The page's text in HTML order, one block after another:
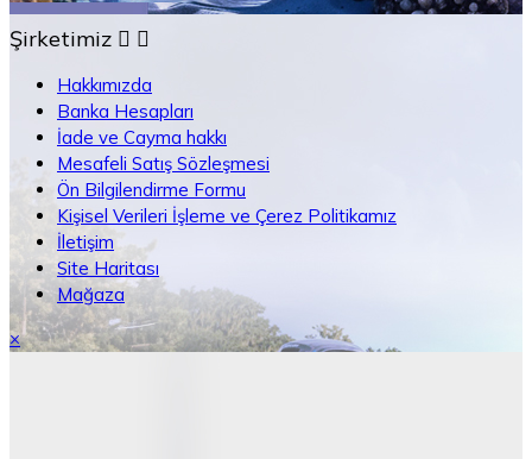
Şirketimiz  
Hakkımızda
Banka Hesapları
İade ve Cayma hakkı
Mesafeli Satış Sözleşmesi
Ön Bilgilendirme Formu
Kişisel Verileri İşleme ve Çerez Politikamız
İletişim
Site Haritası
Mağaza
×